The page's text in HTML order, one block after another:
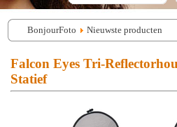
BonjourFoto Nieuwste producten
Falcon Eyes Tri-
Statief